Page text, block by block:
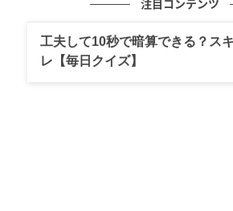
エンブロイダリーブラウス
注目コンテンツ
工夫して10秒で暗算できる？ス
レ【毎日クイズ】